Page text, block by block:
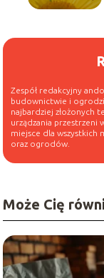
Zespół redakcyjny
budownictwie i
najbardziej złożonych
urządzania przestrzeni
miejsce dla wszystkich
oraz ogrodów.
Może Cię